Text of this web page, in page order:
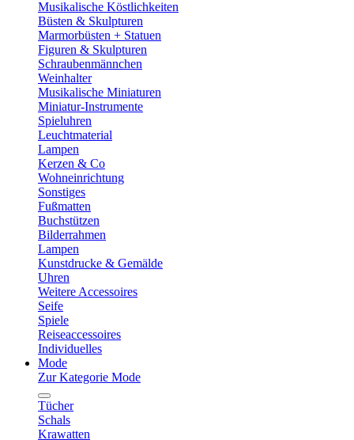
Musikalische Köstlichkeiten
Büsten & Skulpturen
Marmorbüsten + Statuen
Figuren & Skulpturen
Schraubenmännchen
Weinhalter
Musikalische Miniaturen
Miniatur-Instrumente
Spieluhren
Leuchtmaterial
Lampen
Kerzen & Co
Wohneinrichtung
Sonstiges
Fußmatten
Buchstützen
Bilderrahmen
Lampen
Kunstdrucke & Gemälde
Uhren
Weitere Accessoires
Seife
Spiele
Reiseaccessoires
Individuelles
Mode
Zur Kategorie Mode
Tücher
Schals
Krawatten